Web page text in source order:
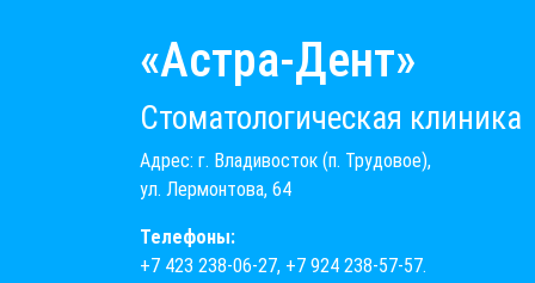
«Астра-Дент»
Стоматологическая клиника
Адрес: г. Владивосток (п. Трудовое),
ул. Лермонтова, 64
Телефоны:
+7 423 238-06-27, +7 924 238-57-57.